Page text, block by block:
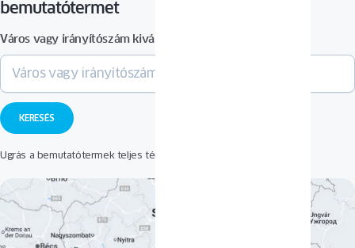
bemutatótermet
Város vagy irányítószám kiválasztása
Ugrás a bemutatótermek teljes térképéhez